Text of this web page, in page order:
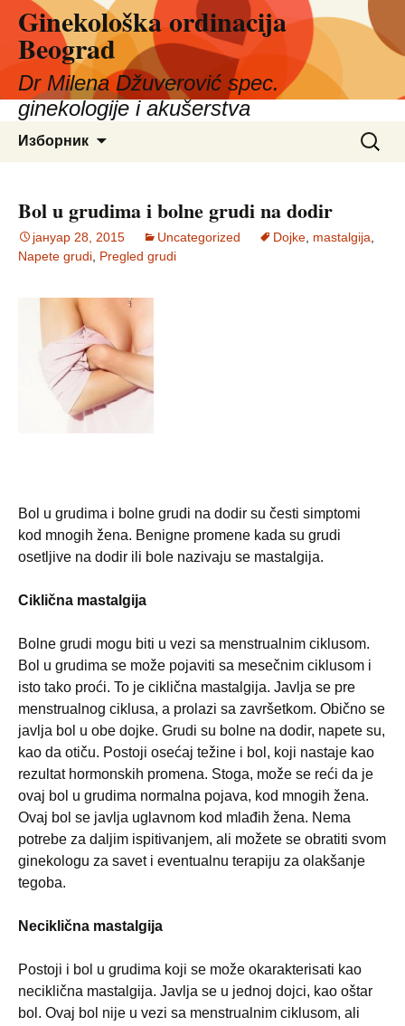
Скочи
садржај
Ginekološka ordinacija
Beograd
Dr Milena Džuverović spec.
ginekologije i akušerstva
Изборник
за:
Bol u grudima i bolne grudi na dodir
јануар 28, 2015 Uncategorized Dojke mastalgija
Napete grudi Pregled grudi
Bol u grudima i bolne grudi na dodir su česti simptomi
kod mnogih žena. Benigne promene kada su grudi
osetljive na dodir ili bole nazivaju se mastalgija.
Ciklična mastalgija
Bolne grudi mogu biti u vezi sa menstrualnim ciklusom.
Bol u grudima se može pojaviti sa mesečnim ciklusom i
isto tako proći. To je ciklična mastalgija. Javlja se pre
menstrualnog ciklusa, a prolazi sa završetkom. Obično se
javlja bol u obe dojke. Grudi su bolne na dodir, napete su,
kao da otiču. Postoji osećaj težine i bol, koji nastaje kao
rezultat hormonskih promena. Stoga, može se reći da je
ovaj bol u grudima normalna pojava, kod mnogih žena.
Ovaj bol se javlja uglavnom kod mlađih žena. Nema
potrebe za daljim ispitivanjem, ali možete se obratiti svom
ginekologu za savet i eventualnu terapiju za olakšanje
tegoba.
Neciklična mastalgija
Postoji i bol u grudima koji se može okarakterisati kao
neciklična mastalgija. Javlja se u jednoj dojci, kao oštar
bol. Ovaj bol nije u vezi sa menstrualnim ciklusom, ali